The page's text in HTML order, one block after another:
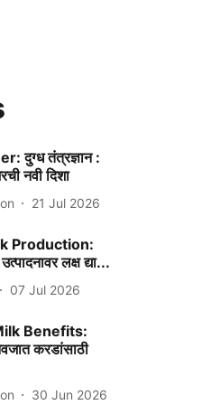
दुग्ध तंत्रज्ञान :
नवी दिशा
21 Jul 2026
Production:
लक्ष द्या...
07 Jul 2026
Benefits:
करडांसाठी
30 Jun 2026